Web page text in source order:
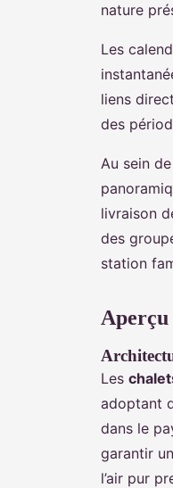
nature
Les
liens
des
Au sein
livraison
des
station
Aperçu
Les
adoptant
dans le
garantir
l’air pur